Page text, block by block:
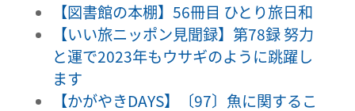
【図書館の本棚】56冊目 ひとり旅日和
【いい旅ニッポン見聞録】第78録 努力
と運で2023年もウサギのように跳躍し
ます
【かがやきDAYS】〔97〕魚に関するこ